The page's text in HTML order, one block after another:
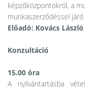
képzőközpontokról, a
munkaszerződéssel
Előadó: Kovács
Konzultáció
15.00 óra
A nyilvántartásba